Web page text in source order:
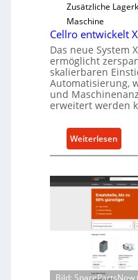
r
s
t
s
c
u
t
z
f
ü
r
i
i
r
Zusätzliche
Maschine
Cellro entwickelt
Das neue System
ermöglicht
skalierbaren
Automatisierung,
und
erweitert werden
Weiterlesen:
C
l
l
n
t